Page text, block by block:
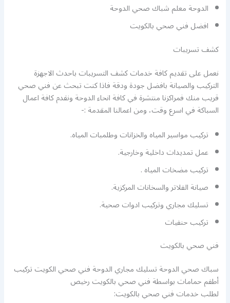
الدوحة معلم شباك صحي الدوحة
افضل فني صحي بالكويت
كشف تسريبات
نعمل على تقديم كافة خدمات كشف التسريبات باحدث الاجهزة
التركيب والصيانة بافضل جودة ودقة فاذا كنت تبحث عن فني صحي
قريب منك فمراكزنا منتشرة في كافة انحاء الدوحة ونقدم كافة اعمال
السباكة في اسرع وقت، ومن اعمالنا المقدمة :-
تركيب مواسير المياه والخزانات وطلمبات المياه.
عمل تمديدات داخلية وخارجية.
تركيب مضخات المياه .
صيانة الفلاتر والسخانات المركزية.
تسليك مجاري وتركيب ادوات صحية.
تركيب حنفيات
فني صحي بالكويت
سباك صحي الدوحة تسليك مجاري الدوحة فني صحي الكويت تركيب
أطفم حمامات بواسطة فني صحي بالكويت رخيص
لطلب خدمات فني صحي بالكويت: